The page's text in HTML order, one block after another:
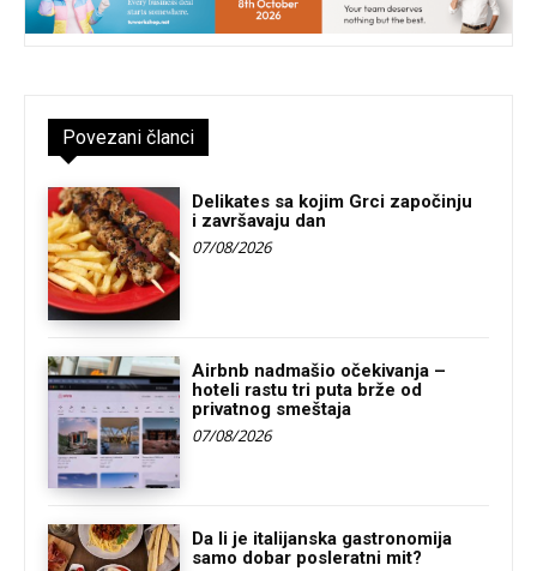
Povezani članci
Delikates sa kojim Grci započinju
i završavaju dan
07/08/2026
Airbnb nadmašio očekivanja –
hoteli rastu tri puta brže od
privatnog smeštaja
07/08/2026
Da li je italijanska gastronomija
samo dobar posleratni mit?